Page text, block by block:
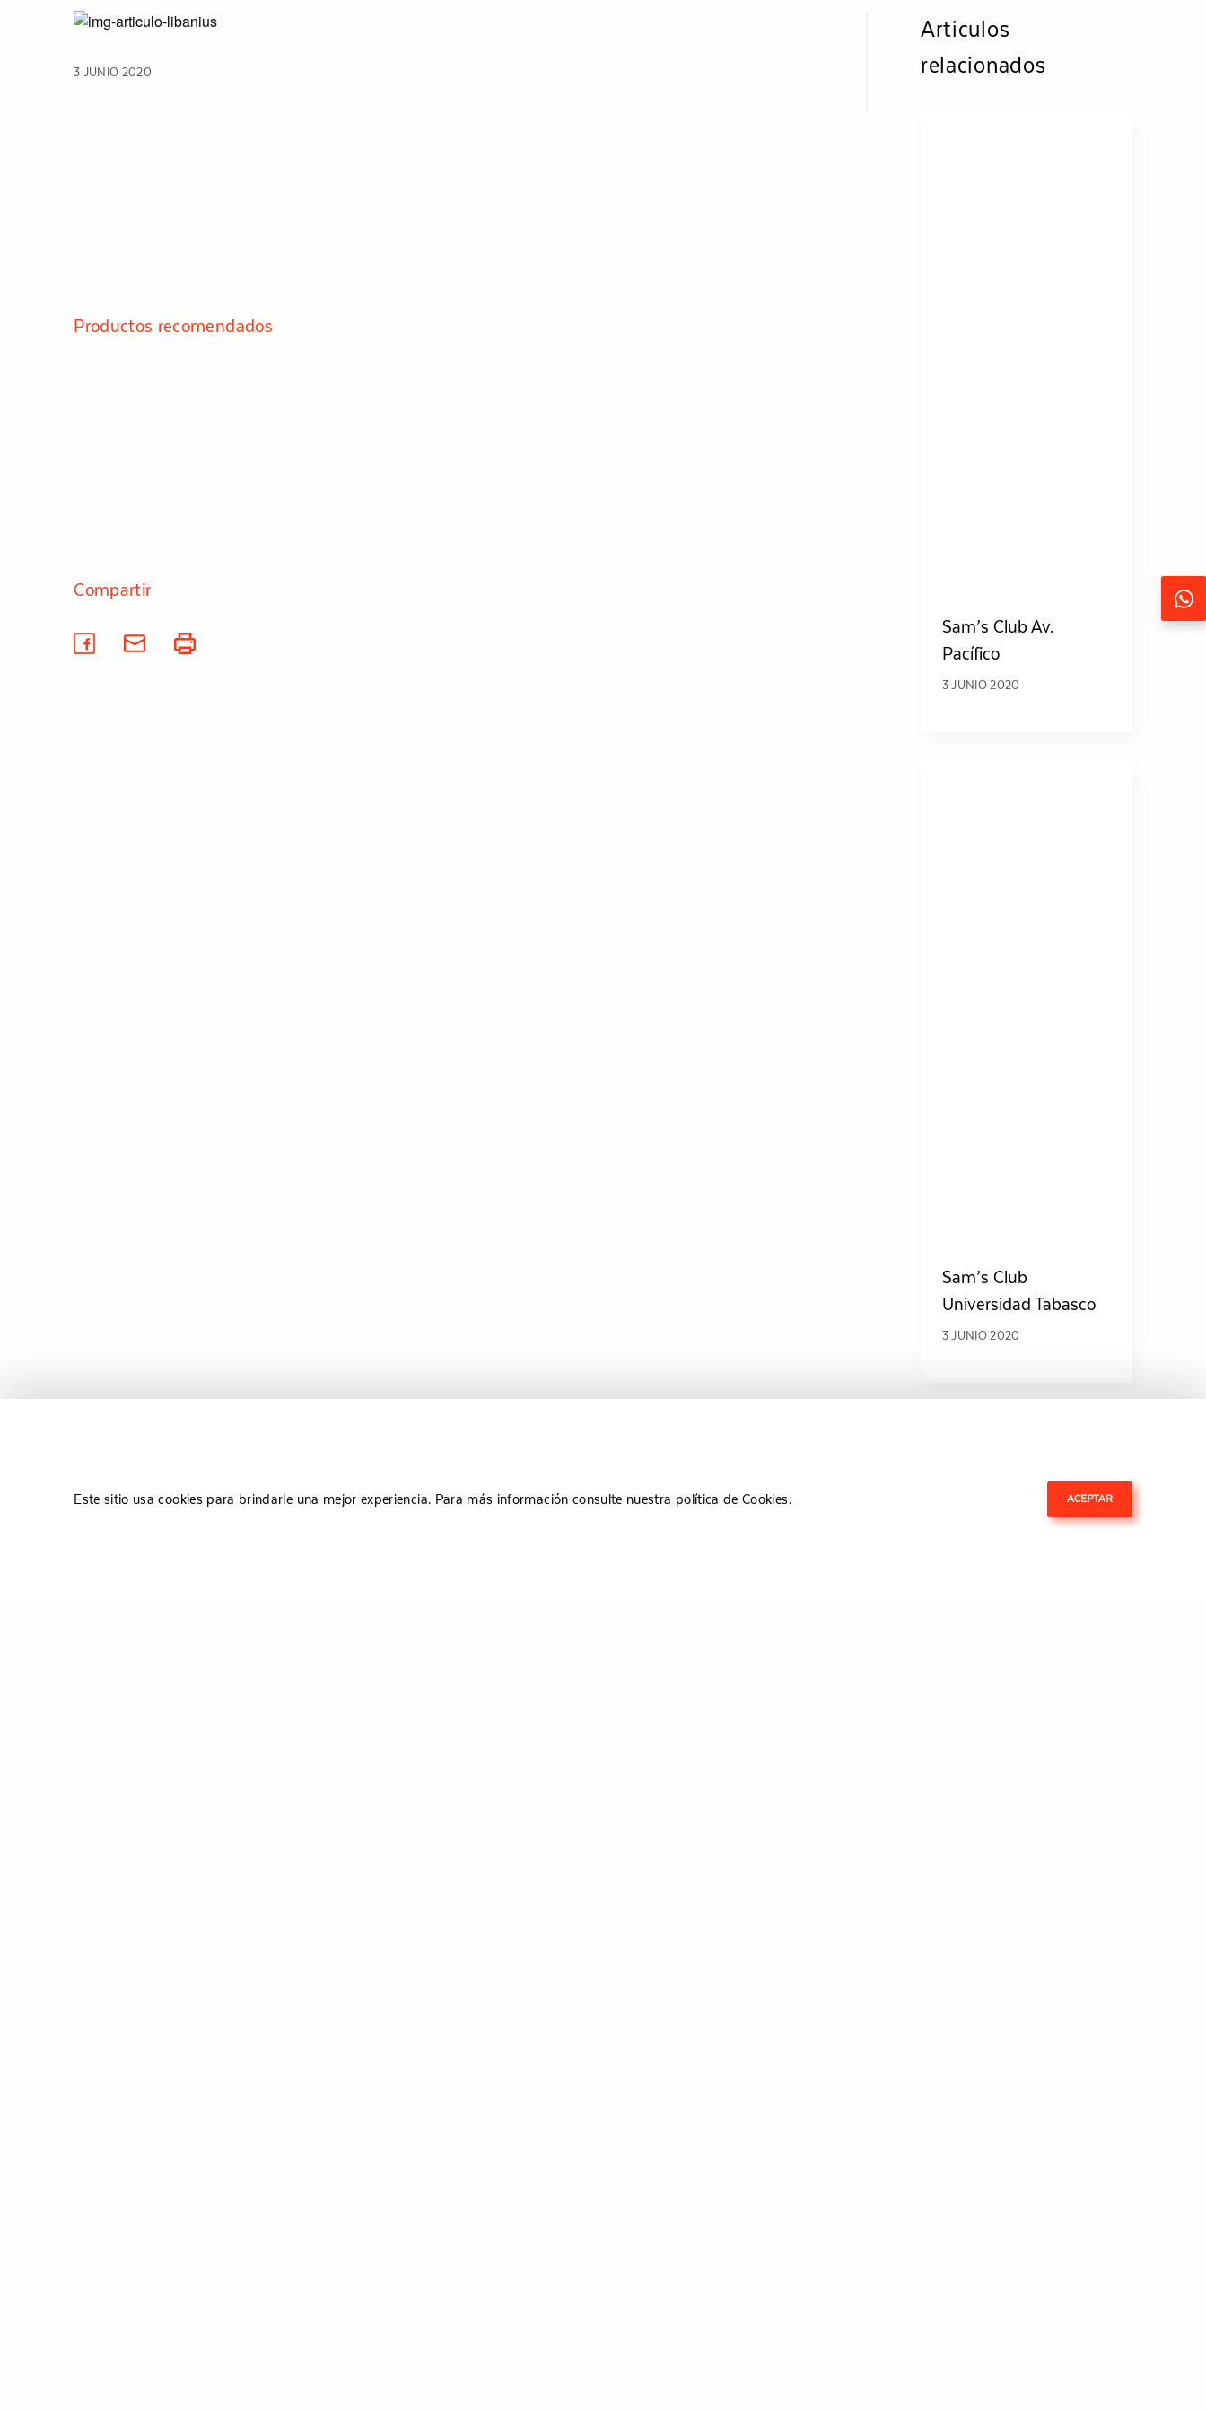
Este sitio usa cookies para brindarle una mejor experiencia. Para más información consulte nuestra política de Cookies. ACEPTAR
3 JUNIO 2020
Productos recomendados
Compartir
Articulos
relacionados
Sam’s Club Av.
Pacífico
3 JUNIO 2020
Sam’s Club
Universidad Tabasco
3 JUNIO 2020